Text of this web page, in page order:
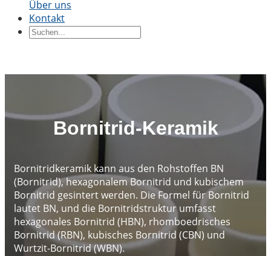
KeramikblöckeKeramikring
PräzisionsstrukturkeramikThermische
Halbleiterkeramik
Elektrotechnik und
ElektronikMaschinenbau
Über uns
Kontakt
Bornitrid-Keramik
Bornitridkeramik kann aus den Rohstoffen BN
(Bornitrid), hexagonalem Bornitrid und kubischem
Bornitrid gesintert werden. Die Formel für Bornitrid
lautet BN, und die Bornitridstruktur umfasst
hexagonales Bornitrid (HBN), rhomboedrisches
Bornitrid (RBN), kubisches Bornitrid (CBN) und
Wurtzit-Bornitrid (WBN).